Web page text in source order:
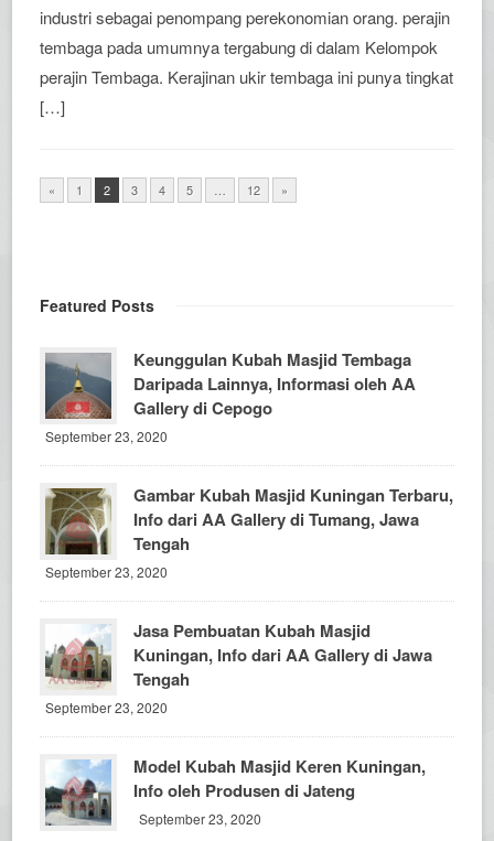
industri sebagai penompang perekonomian orang. perajin
tembaga pada umumnya tergabung di dalam Kelompok
perajin Tembaga. Kerajinan ukir tembaga ini punya tingkat
[…]
« 1 2 3 4 5 12 »
Featured Posts
Keunggulan Kubah Masjid Tembaga
Daripada Lainnya, Informasi oleh AA
Gallery di Cepogo
September 23, 2020
Gambar Kubah Masjid Kuningan Terbaru,
Info dari AA Gallery di Tumang, Jawa
Tengah
September 23, 2020
Jasa Pembuatan Kubah Masjid
Kuningan, Info dari AA Gallery di Jawa
Tengah
September 23, 2020
Model Kubah Masjid Keren Kuningan,
Info oleh Produsen di Jateng
September 23, 2020